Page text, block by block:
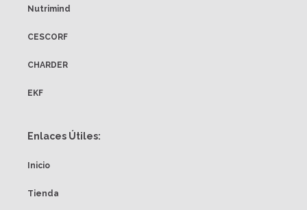
Nutrimind
CESCORF
CHARDER
EKF
Enlaces Útiles:
Inicio
Tienda